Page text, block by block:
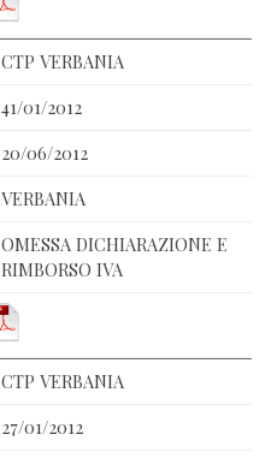
CTP VERBANIA
41/01/2012
20/06/2012
VERBANIA
OMESSA DICHIARAZIONE E
RIMBORSO IVA
CTP VERBANIA
27/01/2012